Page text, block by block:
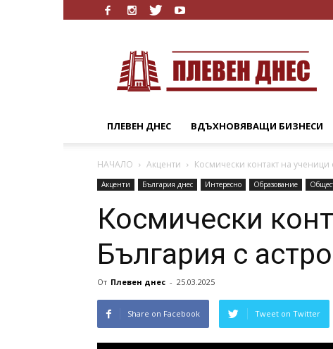
Днес
ПЛЕВЕН ДНЕС ВДЪХНОВЯВАЩИ БИЗНЕСИ
НАЧАЛО Акценти Космически контакт на ученици
Акценти България днес Интересно Образование
Космически
България с
От Плевен днес - 25.03.2025
Share on Facebook Tweet on Twitter